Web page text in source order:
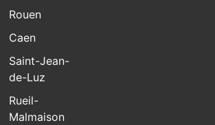
Rouen
Caen
Saint-Jean-
de-Luz
Rueil-
Malmaison